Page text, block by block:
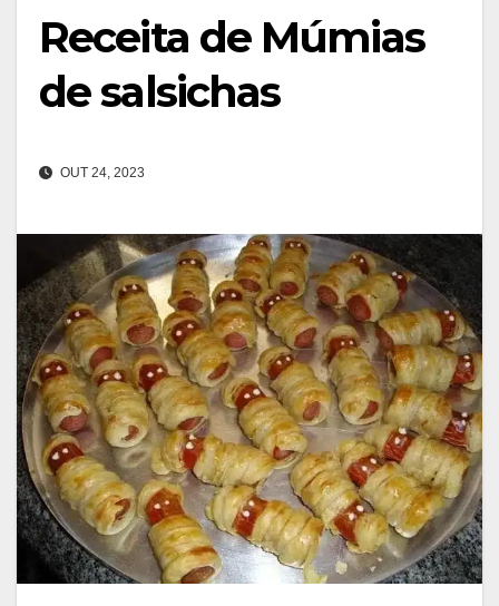
Receita de Múmias
de salsichas
OUT 24, 2023